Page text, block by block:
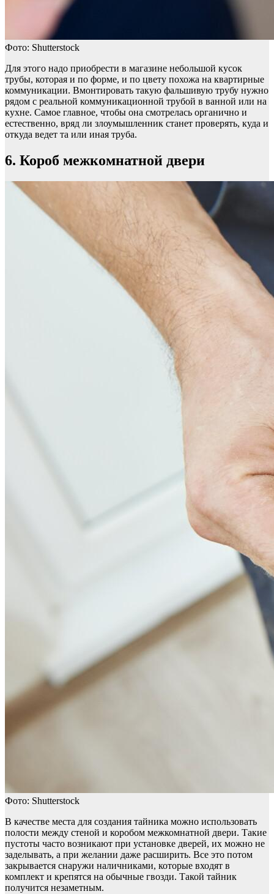
Фото: Shutterstock
Для этого надо приобрести в магазине небольшой кусок
трубы, которая и по форме, и по цвету похожа на квартирные
коммуникации. Вмонтировать такую фальшивую трубу нужно
рядом с реальной коммуникационной трубой в ванной или на
кухне. Самое главное, чтобы она смотрелась органично и
естественно, вряд ли злоумышленник станет проверять, куда и
откуда ведет та или иная труба.
6. Короб межкомнатной двери
Фото: Shutterstock
В качестве места для создания тайника можно использовать
полости между стеной и коробом межкомнатной двери. Такие
пустоты часто возникают при установке дверей, их можно не
заделывать, а при желании даже расширить. Все это потом
закрывается снаружи наличниками, которые входят в
комплект и крепятся на обычные гвозди. Такой тайник
получится незаметным.